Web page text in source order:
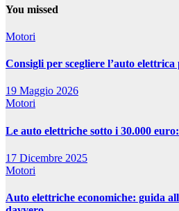
You missed
Motori
Consigli per scegliere l’auto elettrica
19 Maggio 2026
Motori
Le auto elettriche sotto i 30.000
17 Dicembre 2025
Motori
Auto elettriche economiche: guida